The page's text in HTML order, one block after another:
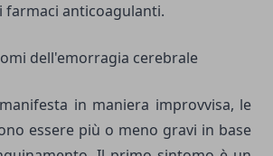
farmaci anticoagulanti.
dell'emorragia cerebrale
in maniera improvvisa, le
essere più o meno gravi in base